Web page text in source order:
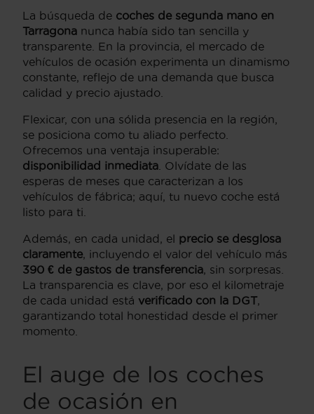
La búsqueda de coches de segunda mano en
Tarragona nunca había sido tan sencilla y
transparente. En la provincia, el mercado de
vehículos de ocasión experimenta un dinamismo
constante, reflejo de una demanda que busca
calidad y precio ajustado.
Flexicar, con una sólida presencia en la región,
se posiciona como tu aliado perfecto.
Ofrecemos una ventaja insuperable:
disponibilidad inmediata . Olvídate de las
esperas de meses que caracterizan a los
vehículos de fábrica; aquí, tu nuevo coche está
listo para ti.
Además, en cada unidad, el precio se desglosa
claramente , incluyendo el valor del vehículo más
390 € de gastos de transferencia , sin sorpresas.
La transparencia es clave, por eso el kilometraje
de cada unidad está verificado con la DGT
garantizando total honestidad desde el primer
momento.
El auge de los coches
de ocasión en